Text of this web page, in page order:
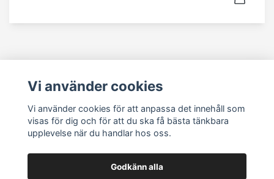
Läs mer
Köpvillkor
Kontakt
Vi använder cookies
Vi använder cookies för att anpassa det innehåll som
visas för dig och för att du ska få bästa tänkbara
upplevelse när du handlar hos oss.
Godkänn alla